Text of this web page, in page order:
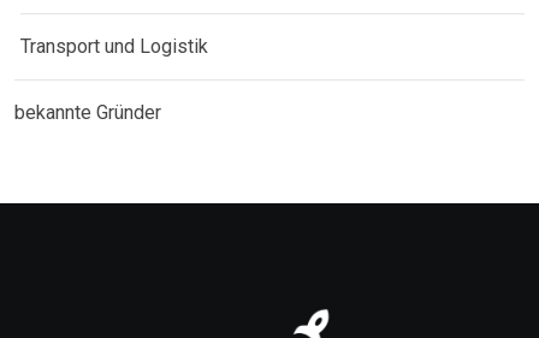
Transport und Logistik
bekannte Gründer